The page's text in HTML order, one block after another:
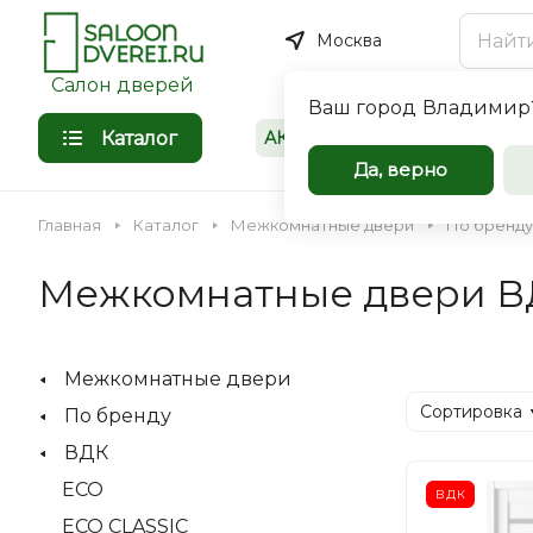
Салон дверей
Москва
Ваш город
Да, верно
Каталог АКЦИИ
Главная Каталог Межкомнатные двери По бренду
Межкомнатные двери
Сортировка
ВДК
Межкомнатные двери
По бренду
ВДК
ECO
ECO CLASSIC
входные
организации,
индивидуальных